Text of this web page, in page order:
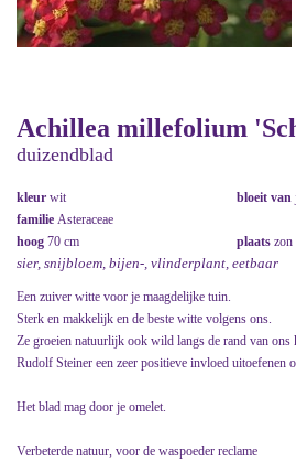
Achillea millefolium
duizendblad
kleur wit bloeit van
familie Asteraceae
hoog 70 cm plaats zon
sier, snijbloem, bijen-, vlinderplant, eetbaar
Een zuiver witte voor je maagdelijke tuin.
Sterk en makkelijk en de beste witte volgens ons.
Ze groeien natuurlijk ook wild langs de rand van ons
Rudolf Steiner een zeer positieve invloed uitoefenen
Het blad mag door je omelet.
Verbeterde natuur, voor de waspoeder reclame